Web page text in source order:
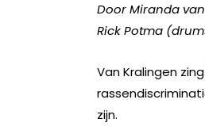
Door Miranda
Rick Potma
Van Kralingen
zijn.